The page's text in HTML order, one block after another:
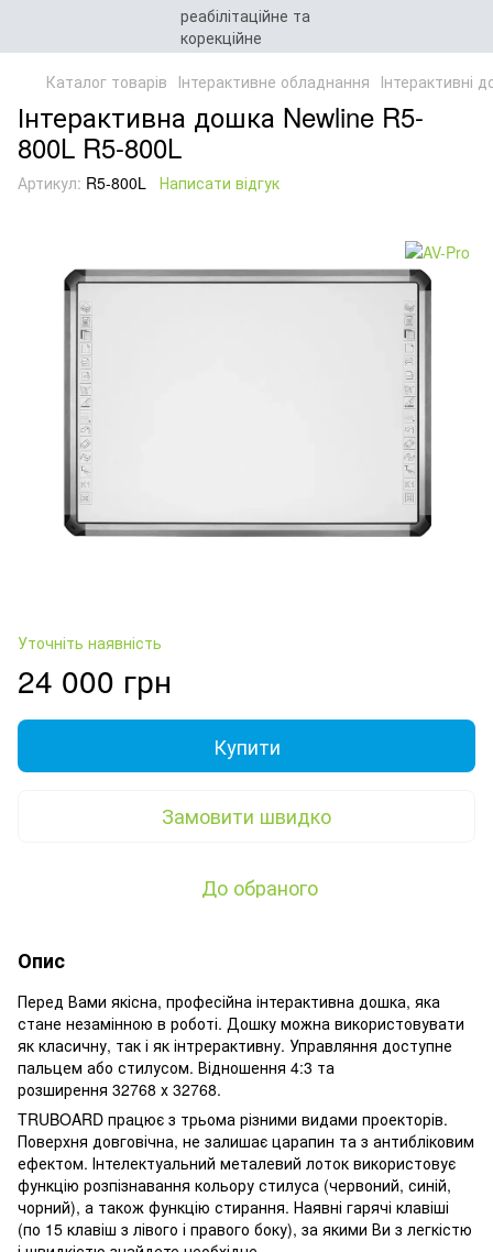
Каталог товарів Інтерактивне обладнання Інтерактивні
Інтерактивна дошка Newline R5-
800L R5-800L
Артикул: R5-800L Написати відгук
Уточніть наявність
24 000 грн
Купити
Замовити швидко
До обраного
Опис
Перед Вами якісна, професійна інтерактивна дошка, яка
стане незамінною в роботі. Дошку можна використовувати
як класичну, так і як інтрерактивну. Управляння доступне
пальцем або стилусом. Відношення 4:3 та
розширення 32768 х 32768.
TRUBOARD працює з трьома різними видами проекторів.
Поверхня довговічна, не залишає царапин та з антибліковим
ефектом. Інтелектуальний металевий лоток використовує
функцію розпізнавання кольору стилуса (червоний, синій,
чорний), а також функцію стирання. Наявні гарячі клавіші
(по 15 клавіш з лівого і правого боку), за якими Ви з легкістю